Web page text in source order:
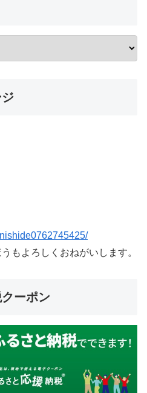
もよろしくおねがいします。
ーポン